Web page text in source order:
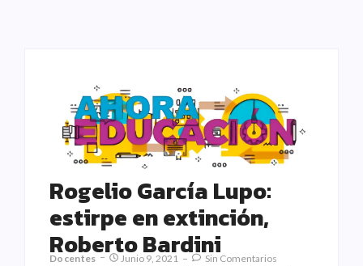
Rogelio García Lupo:
estirpe en extinción,
Roberto Bardini
Docentes Junio 9, 2021 Sin Comentarios